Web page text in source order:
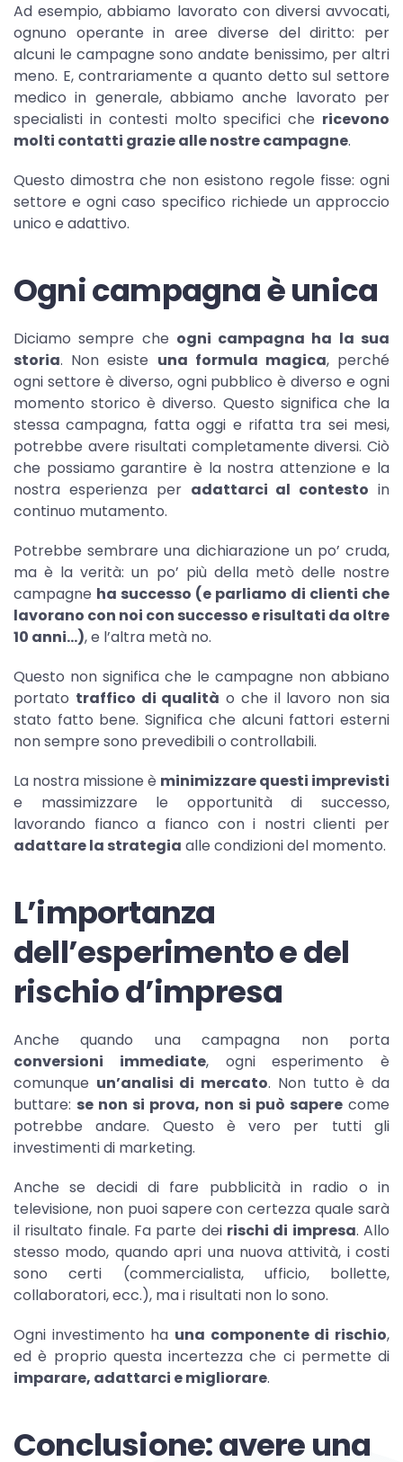
Ad esempio, abbiamo lavorato con diversi avvocati,
ognuno operante in aree diverse del diritto: per
alcuni le campagne sono andate benissimo, per altri
meno. E, contrariamente a quanto detto sul settore
medico in generale, abbiamo anche lavorato per
specialisti in contesti molto specifici che ricevono
molti contatti grazie alle nostre campagne.
Questo dimostra che non esistono regole fisse: ogni
settore e ogni caso specifico richiede un approccio
unico e adattivo.
Ogni campagna è unica
Diciamo sempre che ogni campagna ha la sua
storia. Non esiste una formula magica, perché
ogni settore è diverso, ogni pubblico è diverso e ogni
momento storico è diverso. Questo significa che la
stessa campagna, fatta oggi e rifatta tra sei mesi,
potrebbe avere risultati completamente diversi. Ciò
che possiamo garantire è la nostra attenzione e la
nostra esperienza per adattarci al contesto in
continuo mutamento.
Potrebbe sembrare una dichiarazione un po’ cruda,
ma è la verità: un po’ più della metò delle nostre
campagne ha successo (e parliamo di clienti che
lavorano con noi con successo e risultati da oltre
10 anni…), e l’altra metà no.
Questo non significa che le campagne non abbiano
portato traffico di qualità o che il lavoro non sia
stato fatto bene. Significa che alcuni fattori esterni
non sempre sono prevedibili o controllabili.
La nostra missione è minimizzare questi imprevisti
e massimizzare le opportunità di successo,
lavorando fianco a fianco con i nostri clienti per
adattare la strategia alle condizioni del momento.
L’importanza
dell’esperimento e del
rischio d’impresa
Anche quando una campagna non porta
conversioni immediate, ogni esperimento è
comunque un’analisi di mercato. Non tutto è da
buttare: se non si prova, non si può sapere come
potrebbe andare. Questo è vero per tutti gli
investimenti di marketing.
Anche se decidi di fare pubblicità in radio o in
televisione, non puoi sapere con certezza quale sarà
il risultato finale. Fa parte dei rischi di impresa. Allo
stesso modo, quando apri una nuova attività, i costi
sono certi (commercialista, ufficio, bollette,
collaboratori, ecc.), ma i risultati non lo sono.
Ogni investimento ha una componente di rischio,
ed è proprio questa incertezza che ci permette di
imparare, adattarci e migliorare.
Conclusione: avere una